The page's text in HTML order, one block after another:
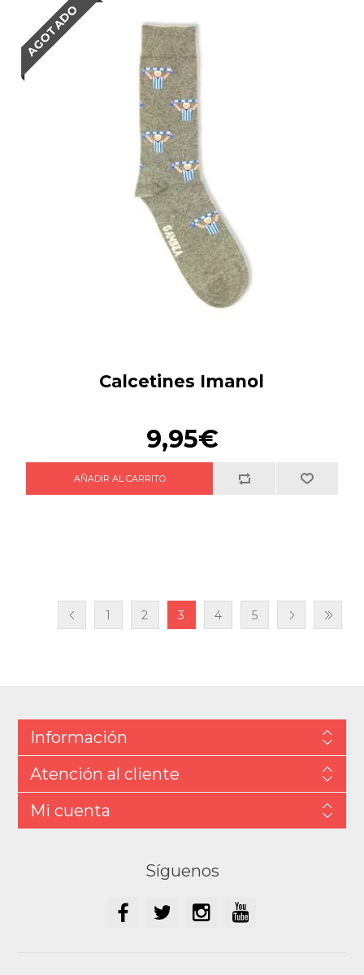
AGOTADO
Calcetines Imanol
9,95€
1 2 3 4 5
Información
Atención al cliente
Mi cuenta
Síguenos